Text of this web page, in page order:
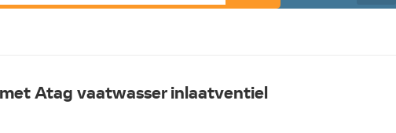
Atag vaatwasser inlaatventiel